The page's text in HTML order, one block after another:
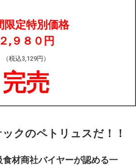
限定特別価格
２,９８０円
（税込3,129円）
完売
クのペトリュスだ！！
材商社バイヤーが認める一